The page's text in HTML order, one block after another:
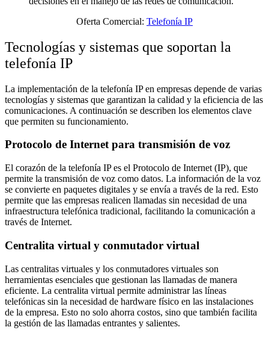
Oferta Comercial: Telefonía IP
Tecnologías y sistemas que soportan la
telefonía IP
La implementación de la telefonía IP en empresas depende de varias
tecnologías y sistemas que garantizan la calidad y la eficiencia de las
comunicaciones. A continuación se describen los elementos clave
que permiten su funcionamiento.
Protocolo de Internet para transmisión de voz
El corazón de la telefonía IP es el Protocolo de Internet (IP), que
permite la transmisión de voz como datos. La información de la voz
se convierte en paquetes digitales y se envía a través de la red. Esto
permite que las empresas realicen llamadas sin necesidad de una
infraestructura telefónica tradicional, facilitando la comunicación a
través de Internet.
Centralita virtual y conmutador virtual
Las centralitas virtuales y los conmutadores virtuales son
herramientas esenciales que gestionan las llamadas de manera
eficiente. La centralita virtual permite administrar las líneas
telefónicas sin la necesidad de hardware físico en las instalaciones
de la empresa. Esto no solo ahorra costos, sino que también facilita
la gestión de las llamadas entrantes y salientes.